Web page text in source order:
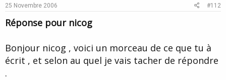
25 Novembre 2006 #112
Réponse pour nicog
Bonjour nicog , voici un morceau de ce que tu à
écrit , et selon au quel je vais tacher de répondre
.